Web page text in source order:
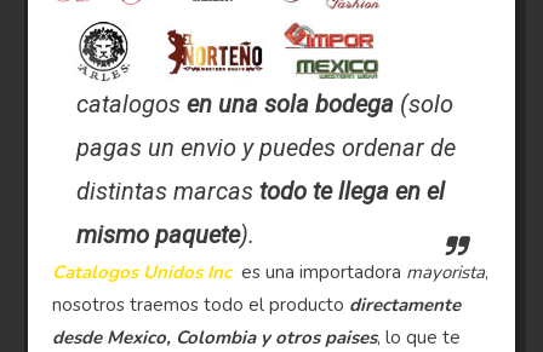
catalogosen una sola bodega (solo
pagas un envio y puedes ordenar de
distintas marcas todo te llega en el
mismo paquete).
Catalogos Unidos Inc es una importadora mayorista,
nosotros traemos todo el producto directamente
desde Mexico, Colombia y otros paises, lo que te